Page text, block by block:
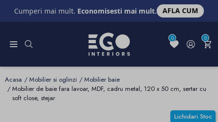
Cumperi mai mult. Economisesti mai mult. AFLA CUM
0 0
Acasa Mobilier si oglinzi
Mobilier baie
Mobilier de baie fara lavoar, MDF, cadru metal, 120 x 50 cm, sertar cu
soft close, stejar
Lichidari Stoc